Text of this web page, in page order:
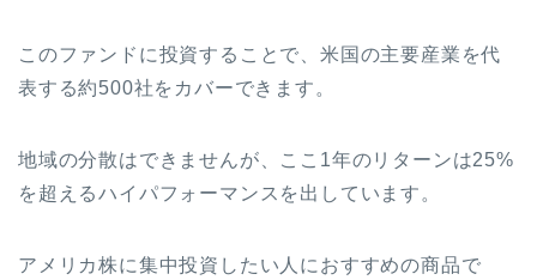
このファンドに投資することで、米国の主要産業を代
表する約500社をカバーできます。
地域の分散はできませんが、ここ1年のリターンは25%
を超えるハイパフォーマンスを出しています。
アメリカ株に集中投資したい人におすすめの商品で